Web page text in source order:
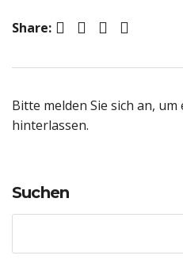
Share: Facebook Twitter Pinterest LinkedIn
Bitte melden Sie sich an,
hinterlassen.
Suchen